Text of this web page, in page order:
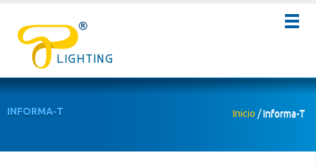
INFORMA-T Inicio /Informa-T